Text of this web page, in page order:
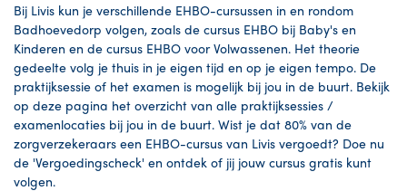
Bij Livis kun je verschillende EHBO-cursussen in en rondom
Badhoevedorp volgen, zoals de cursus EHBO bij Baby's en
Kinderen en de cursus EHBO voor Volwassenen. Het theorie
gedeelte volg je thuis in je eigen tijd en op je eigen tempo. De
praktijksessie of het examen is mogelijk bij jou in de buurt. Bekijk
op deze pagina het overzicht van alle praktijksessies /
examenlocaties bij jou in de buurt. Wist je dat 80% van de
zorgverzekeraars een EHBO-cursus van Livis vergoedt? Doe nu
de 'Vergoedingscheck' en ontdek of jij jouw cursus gratis kunt
volgen.